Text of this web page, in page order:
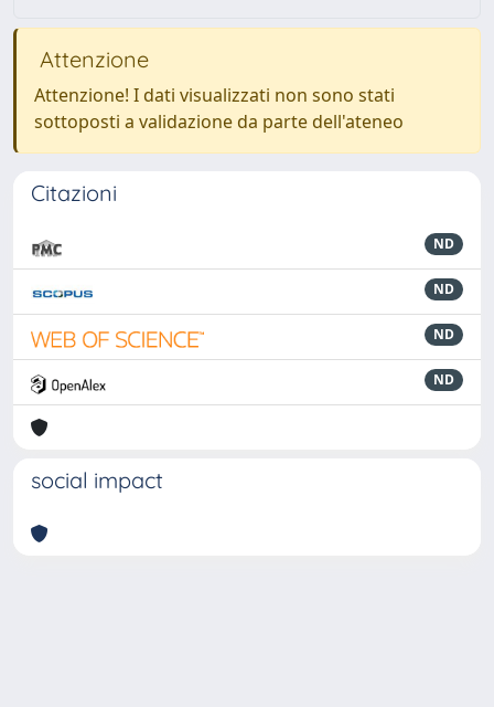
Attenzione
Attenzione! I dati visualizzati non sono stati
sottoposti a validazione da parte dell'ateneo
Citazioni
ND
ND
ND
ND
social impact